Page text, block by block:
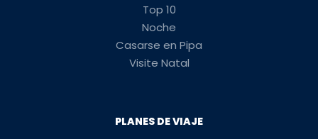
Top 10
Noche
Casarse en Pipa
Visite Natal
PLANES DE VIAJE